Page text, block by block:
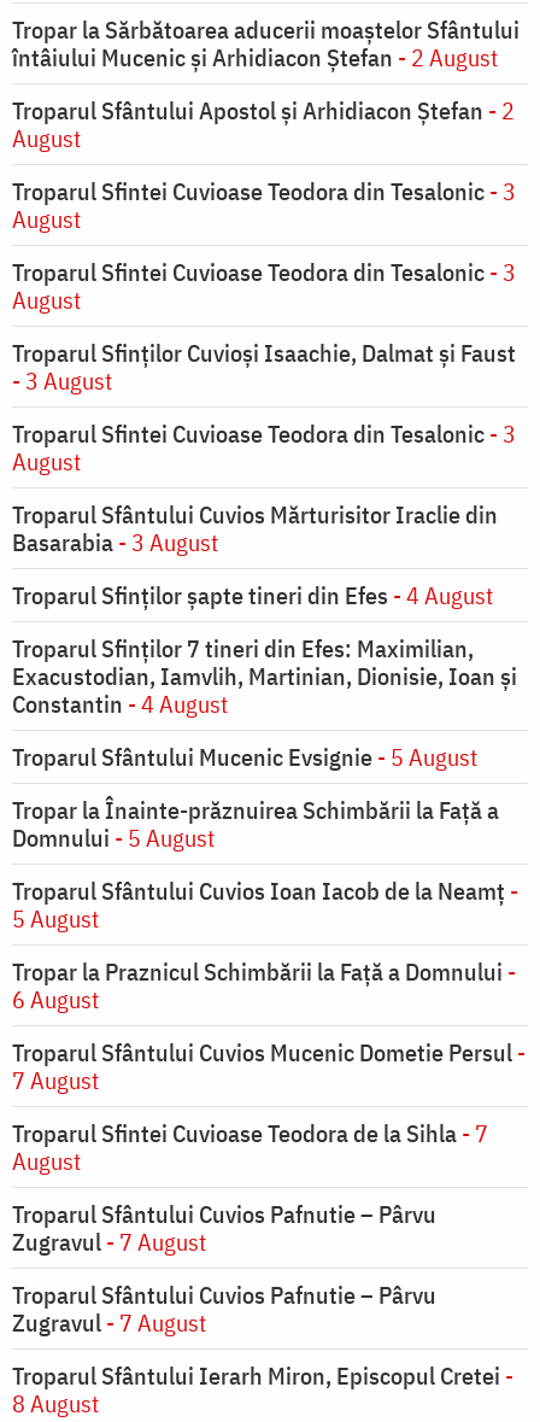
Tropar la Sărbătoarea aducerii moaştelor Sfântului
întâiului Mucenic şi Arhidiacon Ştefan - 2 August
Troparul Sfântului Apostol și Arhidiacon Ștefan - 2
August
Troparul Sfintei Cuvioase Teodora din Tesalonic- 3
August
Troparul Sfintei Cuvioase Teodora din Tesalonic- 3
August
Troparul Sfinţilor Cuvioşi Isaachie, Dalmat şi Faust
- 3 August
Troparul Sfintei Cuvioase Teodora din Tesalonic- 3
August
Troparul Sfântului Cuvios Mărturisitor Iraclie din
Basarabia- 3 August
Troparul Sfinţilor şapte tineri din Efes - 4 August
Troparul Sfinţilor 7 tineri din Efes: Maximilian,
Exacustodian, Iamvlih, Martinian, Dionisie, Ioan şi
Constantin - 4 August
Troparul Sfântului Mucenic Evsignie- 5 August
Tropar la Înainte-prăznuirea Schimbării la Faţă a
Domnului - 5 August
Troparul Sfântului Cuvios Ioan Iacob de la Neamț -
5 August
Tropar la Praznicul Schimbării la Faţă a Domnului -
6 August
Troparul Sfântului Cuvios Mucenic Dometie Persul-
7 August
Troparul Sfintei Cuvioase Teodora de la Sihla- 7
August
Troparul Sfântului Cuvios Pafnutie – Pârvu
Zugravul- 7 August
Troparul Sfântului Cuvios Pafnutie – Pârvu
Zugravul- 7 August
Troparul Sfântului Ierarh Miron, Episcopul Cretei -
8 August